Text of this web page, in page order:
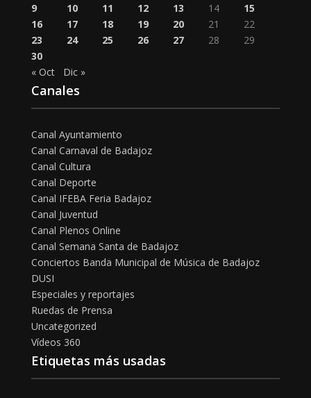
9
10 11 12 13 14
15
16
17 18 19 20 21
22
23
24 25 26 27 28
29
30
« Oct
Dic »
Canales
Canal Ayuntamiento
Canal Carnaval de Badajoz
Canal Cultura
Canal Deporte
Canal IFEBA Feria Badajoz
Canal Juventud
Canal Plenos Online
Canal Semana Santa de Badajoz
Conciertos Banda Municipal de Música de Badajoz
DUSI
Especiales y reportajes
Ruedas de Prensa
Uncategorized
Vídeos 360
Etiquetas más usadas